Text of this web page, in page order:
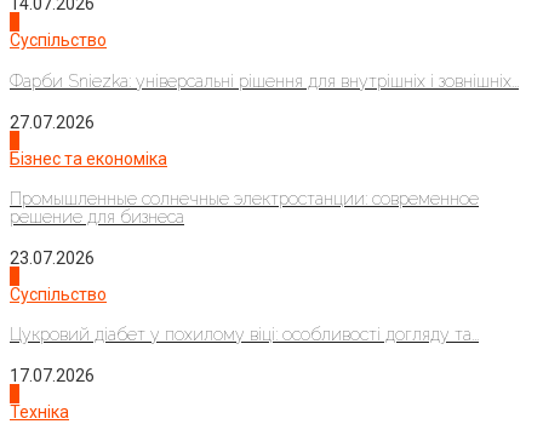
14.07.2026
Суспільство
Фарби Sniezka: універсальні рішення для внутрішніх і зовнішніх...
27.07.2026
Бізнес та економіка
Промышленные солнечные электростанции: современное
решение для бизнеса
23.07.2026
Суспільство
Цукровий діабет у похилому віці: особливості догляду та...
17.07.2026
Техніка